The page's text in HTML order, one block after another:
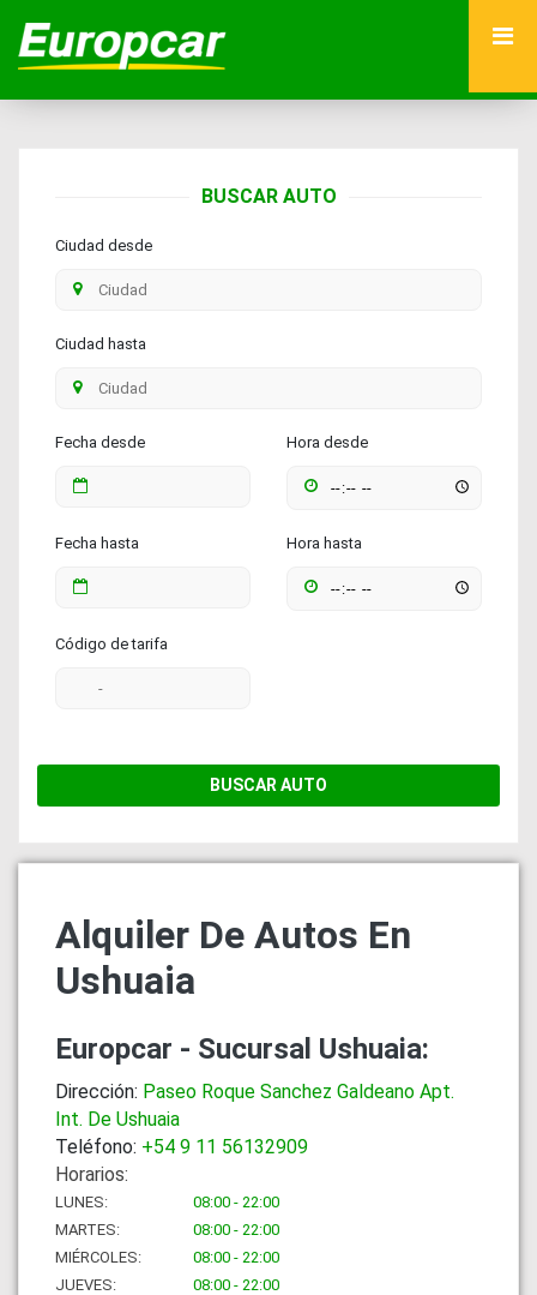
BUSCAR AUTO
Ciudad desde
Ciudad hasta
Fecha desde Hora desde
Fecha hasta Hora hasta
Código de tarifa
BUSCAR AUTO
Alquiler De Autos En
Ushuaia
Europcar - Sucursal Ushuaia:
Dirección: Paseo Roque Sanchez Galdeano Apt.
Int. De Ushuaia
Teléfono: +54 9 11 56132909
Horarios:
LUNES:
08:00 - 22:00
MARTES:
08:00 - 22:00
MIÉRCOLES:
08:00 - 22:00
JUEVES:
08:00 - 22:00